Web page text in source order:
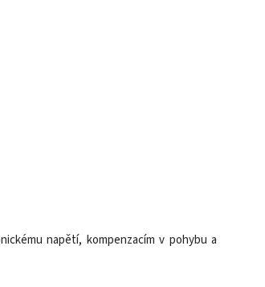
napětí, kompenzacím v pohybu a